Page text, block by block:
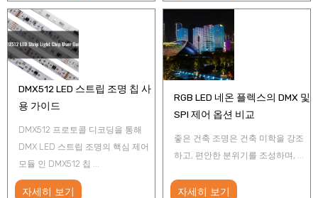
DMX512 LED 스트립 조명 칩 사
용 가이드
DMX512 프로토콜 디코딩을 통해
DMX LED 스트립 조명의 핵심 제어
모듈 인 DMX512 칩 ...
자세히 보기
RGB LED 네온 플렉스의 DMX 및
SPI 제어 옵션 비교
좋은 건축 조명은 건축 미학을 강조
하고, 편안한 분위기를 조성하며, ...
자세히 보기